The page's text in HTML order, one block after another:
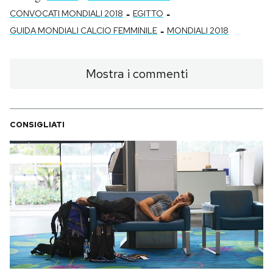
CONVOCATI MONDIALI 2018 - EGITTO -
GUIDA MONDIALI CALCIO FEMMINILE - MONDIALI 2018
Mostra i commenti
CONSIGLIATI